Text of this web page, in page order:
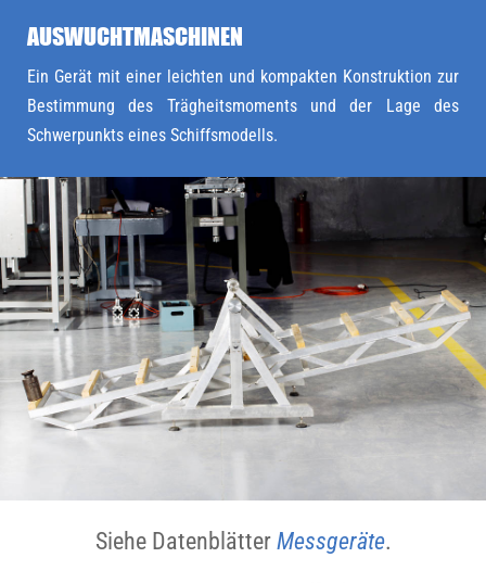
AUSWUCHTMASCHINEN
Ein Gerät mit einer leichten und kompakten Konstruktion zur
Bestimmung des Trägheitsmoments und der Lage des
Schwerpunkts eines Schiffsmodells.
Siehe Datenblätter Messgeräte.